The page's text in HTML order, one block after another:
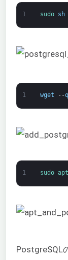
1 sudo sh
1 wget --
1 sudo apt
PostgreSQL